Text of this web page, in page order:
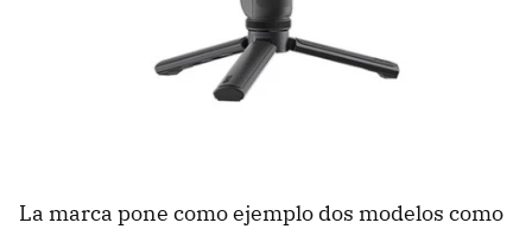
La marca pone como ejemplo dos modelos como